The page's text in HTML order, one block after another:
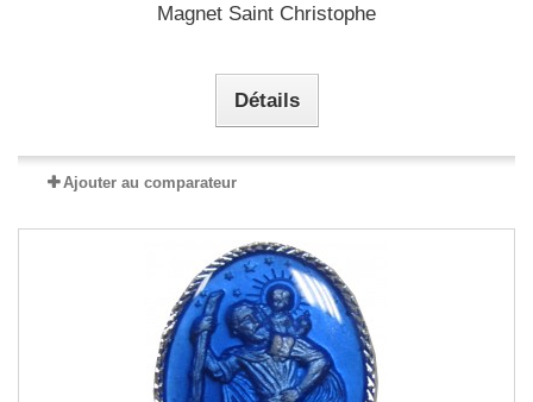
Magnet Saint Christophe
Détails
Ajouter au comparateur